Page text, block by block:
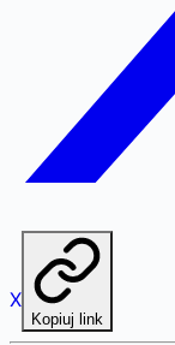
X
Kopiuj link